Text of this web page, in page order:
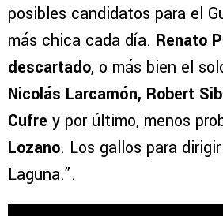
posibles candidatos para el
más chica cada día. Renato
descartado, o más bien el
Nicolás Larcamón, Robert
Cufre y por último, menos
Lozano. Los gallos para
Laguna.”.